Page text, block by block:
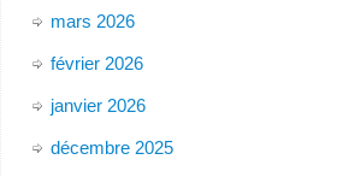
mars 2026
février 2026
janvier 2026
décembre 2025